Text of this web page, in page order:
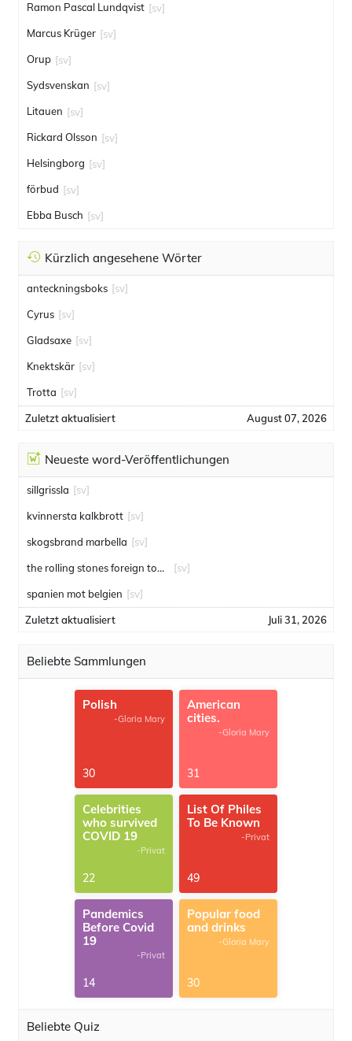
Ramon Pascal Lundqvist [sv]
Marcus Krüger [sv]
Orup [sv]
Sydsvenskan [sv]
Litauen [sv]
Rickard Olsson [sv]
Helsingborg [sv]
förbud [sv]
Ebba Busch [sv]
Kürzlich angesehene Wörter
anteckningsboks [sv]
Cyrus [sv]
Gladsaxe [sv]
Knektskär [sv]
Trotta [sv]
Zuletzt aktualisiert August 07, 2026
Neueste word-Veröffentlichungen
sillgrissla [sv]
kvinnersta kalkbrott [sv]
skogsbrand marbella [sv]
the rolling stones foreign tongues [sv]
spanien mot belgien [sv]
Zuletzt aktualisiert Juli 31, 2026
Beliebte Sammlungen
Polish
-Gloria Mary
30
American
cities.
-Gloria Mary
31
Celebrities
who survived
COVID 19
-Privat
22
List Of Philes
To Be Known
-Privat
49
Pandemics
Before Covid
19
-Privat
14
Popular food
and drinks
-Gloria Mary
30
Beliebte Quiz